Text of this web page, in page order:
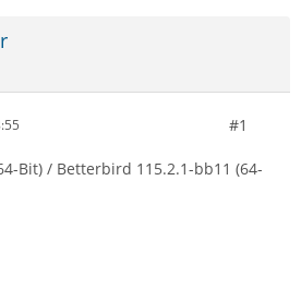
#1
Bit) / Betterbird 115.2.1-bb11 (64-